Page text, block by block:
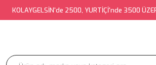
KOLAYGELSİN'de 2500, YURTİÇİ'nde 3500